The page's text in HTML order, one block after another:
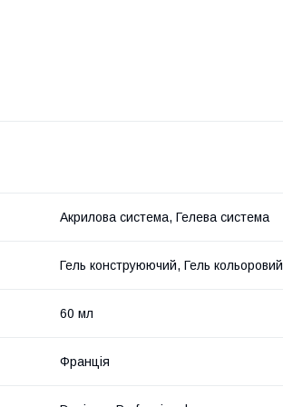
Акрилова система, Гелева система
Гель конструюючий, Гель кольоровий
60 мл
Франція